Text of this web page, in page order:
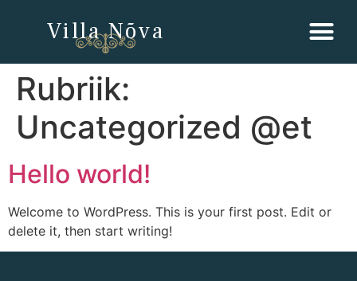
Villa Nõva
Rubriik:
Uncategorized @et
Hello world!
Welcome to WordPress. This is your first post. Edit or
delete it, then start writing!